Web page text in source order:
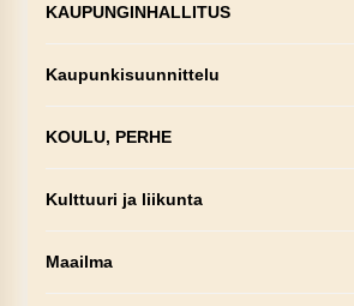
KAUPUNGINHALLITUS
Kaupunkisuunnittelu
KOULU, PERHE
Kulttuuri ja liikunta
Maailma